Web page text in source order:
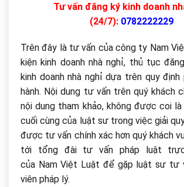
Tư vấn đăng ký kinh doanh
(24/7): 0782222229
Trên đây là tư vấn của công ty Nam
kiện kinh doanh nhà nghỉ, thủ tục
kinh doanh nhà nghỉ dựa trên quy định
hành. Nội dung tư vấn trên quý khách
nội dung tham khảo, không được coi
cuối cùng của luật sư trong việc giải
được tư vấn chính xác hơn quý khách
tới tổng đài tư vấn pháp luật
của Nam Việt Luật để gặp luật sư tư
viên pháp lý.